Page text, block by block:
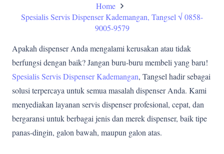
Home
Spesialis Servis Dispenser Kademangan, Tangsel √ 0858-
9005-9579
Apakah dispenser Anda mengalami kerusakan atau tidak
berfungsi dengan baik? Jangan buru-buru membeli yang baru!
Spesialis Servis Dispenser Kademangan, Tangsel hadir sebagai
solusi terpercaya untuk semua masalah dispenser Anda. Kami
menyediakan layanan servis dispenser profesional, cepat, dan
bergaransi untuk berbagai jenis dan merek dispenser, baik tipe
panas-dingin, galon bawah, maupun galon atas.